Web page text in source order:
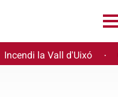
Incendi la Vall d'Uixó ·